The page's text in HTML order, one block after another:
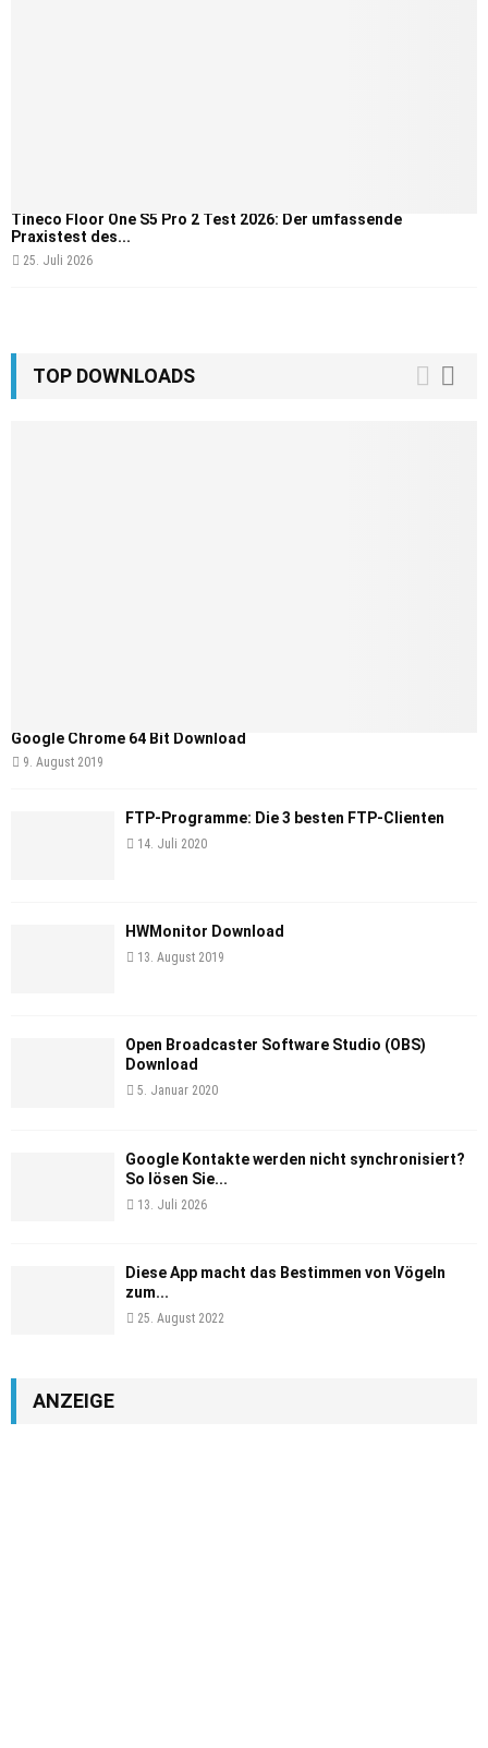
Tineco Floor One S5 Pro 2 Test 2026: Der umfassende
Praxistest des...
25. Juli 2026
TOP DOWNLOADS
Google Chrome 64 Bit Download
9. August 2019
FTP-Programme: Die 3 besten FTP-Clienten
14. Juli 2020
HWMonitor Download
13. August 2019
Open Broadcaster Software Studio (OBS)
Download
5. Januar 2020
Google Kontakte werden nicht synchronisiert?
So lösen Sie...
13. Juli 2026
Diese App macht das Bestimmen von Vögeln
zum...
25. August 2022
ANZEIGE